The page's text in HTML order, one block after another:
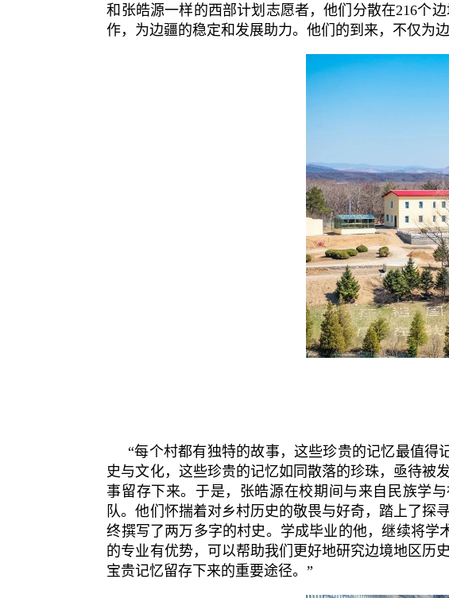
和张皓源一样的西部计划志愿者，他们分散在216个
作，为边疆的稳定和发展助力。他们的到来，不仅为
“每个村都有独特的故事，这些珍贵的记忆最值
史与文化，这些珍贵的记忆如同散落的珍珠，亟待被
事留存下来。于是，张皓源在校期间与来自民族学
队。他们怀揣着对乡村历史的敬畏与好奇，踏上了探
终撰写了两万多字的村史。学成毕业的他，继续将
的专业有优势，可以帮助我们更好地研究边境地区历
宝贵记忆留存下来的重要途径。”